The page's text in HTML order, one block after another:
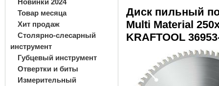
Новинки 2024
Товар месяца
Хит продаж
Столярно-слесарный
инструмент
Губцевый инструмент
Отвертки и биты
Измерительный
Диск пильный
Multi Material
KRAFTOOL